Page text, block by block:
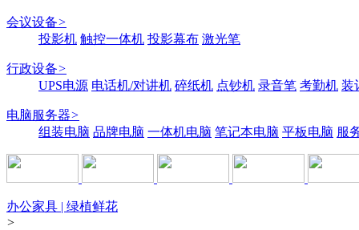
会议设备>
投影机 触控一体机 投影幕布 激光笔
行政设备>
UPS电源 电话机/对讲机 碎纸机 点钞机 录音笔 考勤机 装
电脑服务器>
组装电脑 品牌电脑 一体机电脑 笔记本电脑 平板电脑 服
办公家具 | 绿植鲜花
>